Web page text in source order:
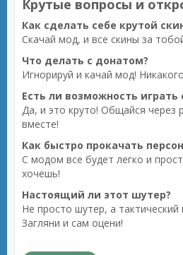
Крутые вопросы и
Как сделать себе крутой
Скачай мод, и все скины за
Что делать с донатом?
Игнорируй и качай мод!
Есть ли возможность играть
Да, и это круто! Общайся через
вместе!
Как быстро прокачать
С модом все будет легко и
хочешь!
Настоящий ли этот шутер?
Не просто шутер, а
Загляни и сам оцени!